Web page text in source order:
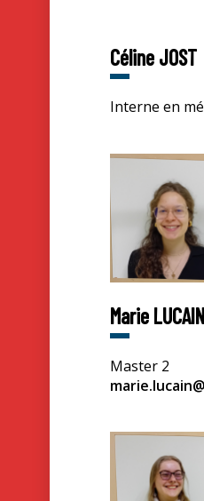
Céline JOST
Interne en
Marie LUCAIN
Master 2